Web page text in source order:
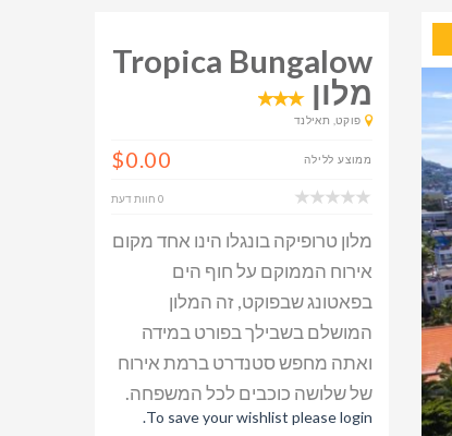
Tropica Bungalow
מלון
פוקט, תאילנד
ממוצע ללילה $0.00
0 חוות דעת
מלון טרופיקה בונגלו הינו אחד מקום
אירוח הממוקם על חוף הים
בפאטונג שבפוקט, זה המלון
המושלם בשבילך בפורט במידה
ואתה מחפש סטנדרט ברמת אירוח
של שלושה כוכבים לכל המשפחה.
To save your wishlist please login.